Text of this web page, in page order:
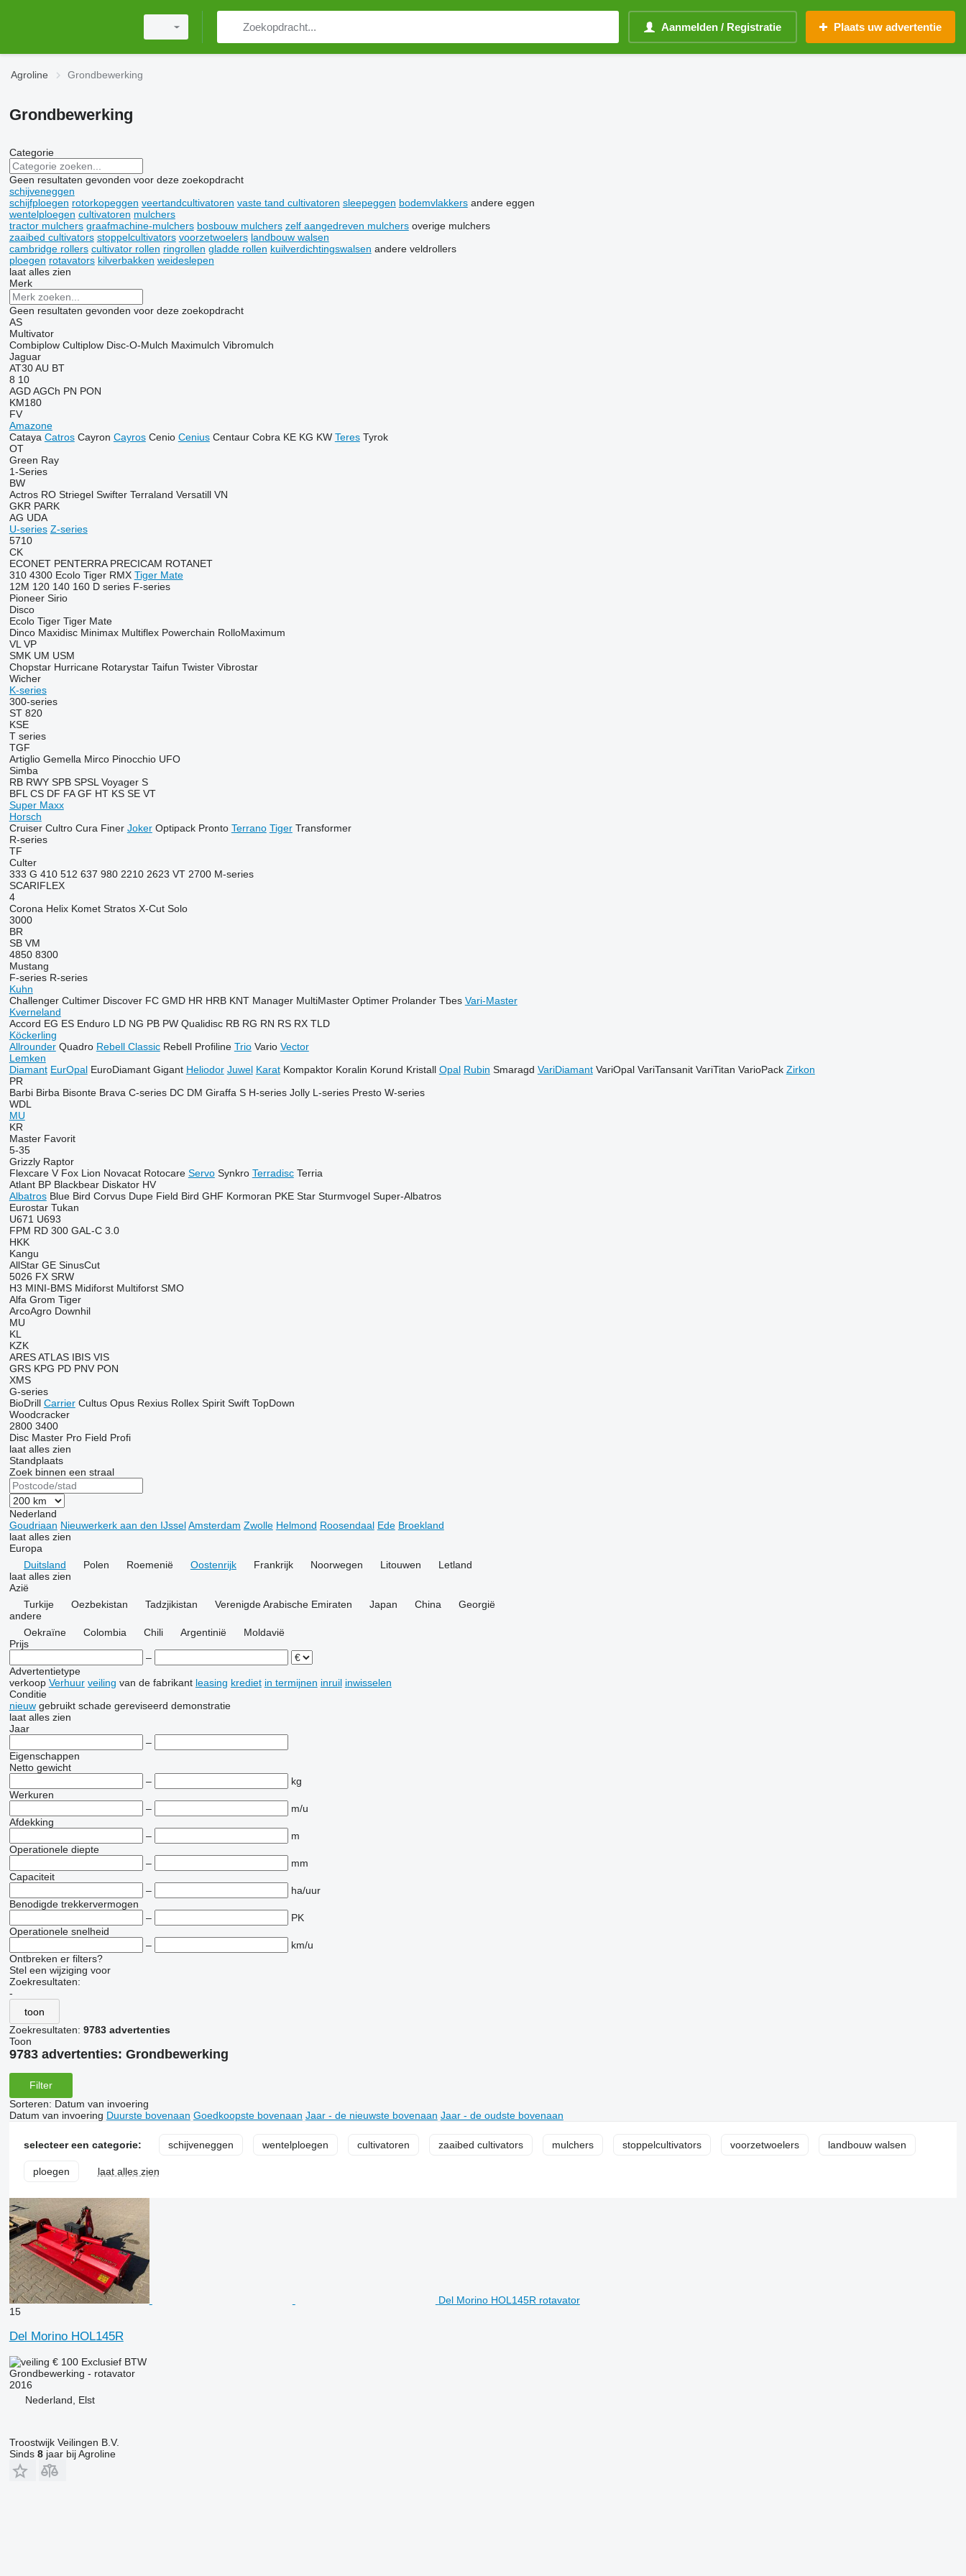
Aanmelden / Registratie Plaats uw advertentie
Agroline Grondbewerking
Grondbewerking
Categorie
Geen resultaten gevonden voor deze zoekopdracht
schijveneggen
schijfploegen rotorkopeggen veertandcultivatoren vaste tand cultivatoren sleepeggen bodemvlakkers andere eggen
wentelploegen cultivatoren mulchers
tractor mulchers graafmachine-mulchers bosbouw mulchers zelf aangedreven mulchers overige mulchers
zaaibed cultivators stoppelcultivators voorzetwoelers landbouw walsen
cambridge rollers cultivator rollen ringrollen gladde rollen kuilverdichtingswalsen andere veldrollers
ploegen rotavators kilverbakken weideslepen
laat alles zien
Merk
Geen resultaten gevonden voor deze zoekopdracht
AS
Multivator
Combiplow Cultiplow Disc-O-Mulch Maximulch Vibromulch
Jaguar
AT30 AU BT
8 10
AGD AGCh PN PON
KM180
FV
Amazone
Cataya Catros Cayron Cayros Cenio Cenius Centaur Cobra KE KG KW Teres Tyrok
OT
Green Ray
1-Series
BW
Actros RO Striegel Swifter Terraland Versatill VN
GKR PARK
AG UDA
U-series Z-series
5710
CK
ECONET PENTERRA PRECICAM ROTANET
310 4300 Ecolo Tiger RMX Tiger Mate
12M 120 140 160 D series F-series
Pioneer Sirio
Disco
Ecolo Tiger Tiger Mate
Dinco Maxidisc Minimax Multiflex Powerchain RolloMaximum
VL VP
SMK UM USM
Chopstar Hurricane Rotarystar Taifun Twister Vibrostar
Wicher
K-series
300-series
ST 820
KSE
T series
TGF
Artiglio Gemella Mirco Pinocchio UFO
Simba
RB RWY SPB SPSL Voyager S
BFL CS DF FA GF HT KS SE VT
Super Maxx
Horsch
Cruiser Cultro Cura Finer Joker Optipack Pronto Terrano Tiger Transformer
R-series
TF
Culter
333 G 410 512 637 980 2210 2623 VT 2700 M-series
SCARIFLEX
4
Corona Helix Komet Stratos X-Cut Solo
3000
BR
SB VM
4850 8300
Mustang
F-series R-series
Kuhn
Challenger Cultimer Discover FC GMD HR HRB KNT Manager MultiMaster Optimer Prolander Tbes Vari-Master
Kverneland
Accord EG ES Enduro LD NG PB PW Qualidisc RB RG RN RS RX TLD
Köckerling
Allrounder Quadro Rebell Classic Rebell Profiline Trio Vario Vector
Lemken
Diamant EurOpal EuroDiamant Gigant Heliodor Juwel Karat Kompaktor Koralin Korund Kristall Opal Rubin Smaragd VariDiamant VariOpal VariTansanit VariTitan VarioPack Zirkon
PR
Barbi Birba Bisonte Brava C-series DC DM Giraffa S H-series Jolly L-series Presto W-series
WDL
MU
KR
Master Favorit
5-35
Grizzly Raptor
Flexcare V Fox Lion Novacat Rotocare Servo Synkro Terradisc Terria
Atlant BP Blackbear Diskator HV
Albatros Blue Bird Corvus Dupe Field Bird GHF Kormoran PKE Star Sturmvogel Super-Albatros
Eurostar Tukan
U671 U693
FPM RD 300 GAL-C 3.0
HKK
Kangu
AllStar GE SinusCut
5026 FX SRW
H3 MINI-BMS Midiforst Multiforst SMO
Alfa Grom Tiger
ArcoAgro Downhil
MU
KL
KZK
ARES ATLAS IBIS VIS
GRS KPG PD PNV PON
XMS
G-series
BioDrill Carrier Cultus Opus Rexius Rollex Spirit Swift TopDown
Woodcracker
2800 3400
Disc Master Pro Field Profi
laat alles zien
Standplaats
Zoek binnen een straal
Nederland
Goudriaan Nieuwerkerk aan den IJssel Amsterdam Zwolle Helmond Roosendaal Ede Broekland
laat alles zien
Europa
Duitsland
Polen Roemenië Oostenrijk Frankrijk Noorwegen Litouwen
Letland
laat alles zien
Azië
Turkije
Oezbekistan Tadzjikistan Verenigde Arabische Emiraten Japan China
Georgië
andere
Oekraïne
Colombia Chili Argentinië
Moldavië
Prijs
–
Advertentietype
verkoop Verhuur veiling van de fabrikant leasing krediet in termijnen inruil inwisselen
Conditie
nieuw gebruikt schade gereviseerd demonstratie
laat alles zien
Jaar
–
Eigenschappen
Netto gewicht
–
kg
Werkuren
–
m/u
Afdekking
–
m
Operationele diepte
–
mm
Capaciteit
–
ha/uur
Benodigde trekkervermogen
–
PK
Operationele snelheid
–
km/u
Ontbreken er filters?
Stel een wijziging voor
Zoekresultaten:
-
toon
Zoekresultaten: 9783 advertenties
Toon
9783 advertenties: Grondbewerking
Filter
Sorteren: Datum van invoering
Datum van invoering Duurste bovenaan Goedkoopste bovenaan Jaar - de nieuwste bovenaan Jaar - de oudste bovenaan
selecteer een categorie: schijveneggen wentelploegen cultivatoren zaaibed cultivators mulchers stoppelcultivators voorzetwoelers landbouw walsen
ploegen laat alles zien
Del Morino HOL145R rotavator
15
Del Morino HOL145R
€ 100 Exclusief BTW
Grondbewerking - rotavator
2016
Nederland, Elst
Troostwijk Veilingen B.V.
Sinds 8jaar bij Agroline